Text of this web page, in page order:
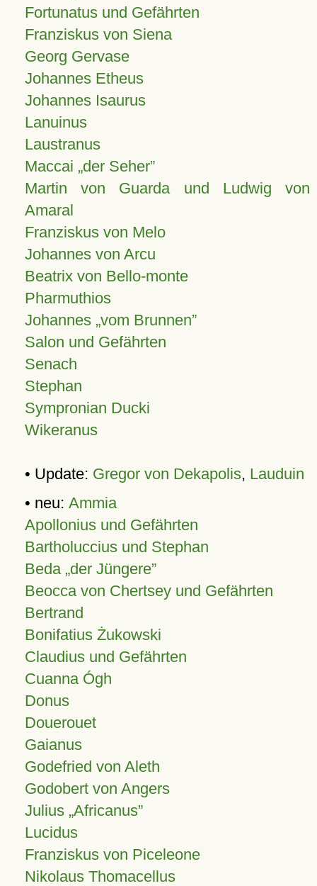
Fortunatus und Gefährten
Franziskus von Siena
Georg Gervase
Johannes Etheus
Johannes Isaurus
Lanuinus
Laustranus
Maccai „der Seher”
Martin von Guarda und Ludwig von
Amaral
Franziskus von Melo
Johannes von Arcu
Beatrix von Bello-monte
Pharmuthios
Johannes vom Brunnen
Salon und Gefährten
Senach
Stephan
Sympronian Ducki
Wikeranus
• Update: Gregor von Dekapolis, Lauduin
• neu: Ammia
Apollonius und Gefährten
Bartholuccius und Stephan
Beda „der Jüngere”
Beocca von Chertsey und Gefährten
Bertrand
Bonifatius Żukowski
Claudius und Gefährten
Cuanna Ógh
Donus
Douerouet
Gaianus
Godefried von Aleth
Godobert von Angers
Julius Africanus
Lucidus
Franziskus von Piceleone
Nikolaus Thomacellus